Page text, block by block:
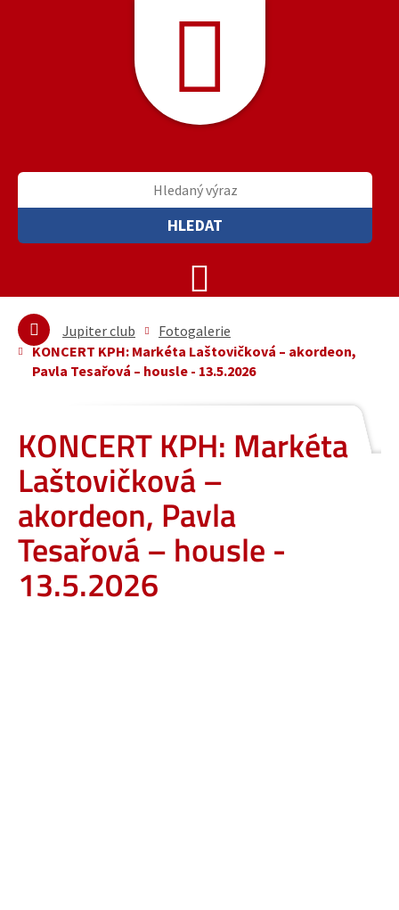
HLEDAT
Jupiter club
Fotogalerie
KONCERT KPH: Markéta Laštovičková – akordeon,
Pavla Tesařová – housle - 13.5.2026
KONCERT KPH: Markéta
Laštovičková –
akordeon, Pavla
Tesařová – housle -
13.5.2026